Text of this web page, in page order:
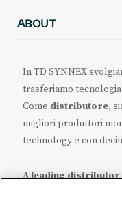
ABOUT
In TD SYNNEX
trasferiamo
Come distributore,
migliori produttori
technology e con
A leading